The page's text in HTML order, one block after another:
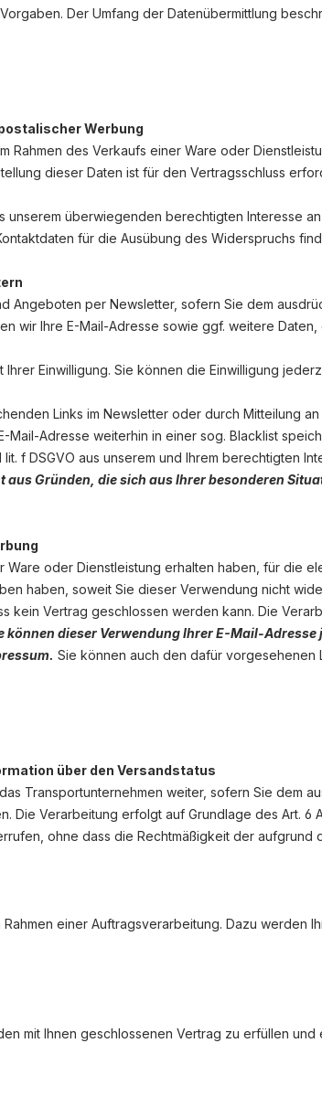
Der Umfang der Datenübermittlung
Werbung
des Verkaufs einer Ware oder
dieser Daten ist für den Vertragsschluss
unserem überwiegenden berechtigten Interesse
für die Ausübung des Widerspruchs
Angeboten per Newsletter, sofern Sie dem
wir Ihre E-Mail-Adresse sowie ggf. weitere
Ihrer Einwilligung. Sie können die Einwilligung
Links im Newsletter oder durch Mitteilung
Adresse weiterhin in einer sog. Blacklist
f DSGVO aus unserem und Ihrem berechtigten
aus Gründen, die sich aus Ihrer besonderen
Ware oder Dienstleistung erhalten haben, für die
haben, soweit Sie dieser Verwendung nicht
Vertrag geschlossen werden kann. Die
können dieser Verwendung Ihrer E-Mail-
Sie können auch den dafür vorgesehenen
über den Versandstatus
Transportunternehmen weiter, sofern Sie dem
Verarbeitung erfolgt auf Grundlage des Art. 6
ohne dass die Rechtmäßigkeit der
einer Auftragsverarbeitung. Dazu werden
mit Ihnen geschlossenen Vertrag zu erfüllen und